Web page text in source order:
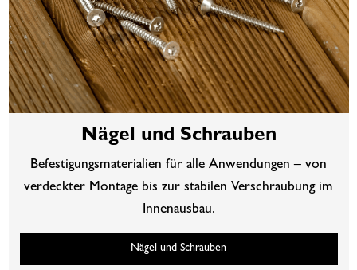
Nägel und Schrauben
Befestigungsmaterialien für alle Anwendungen – von
verdeckter Montage bis zur stabilen Verschraubung im
Innenausbau.
Nägel und Schrauben